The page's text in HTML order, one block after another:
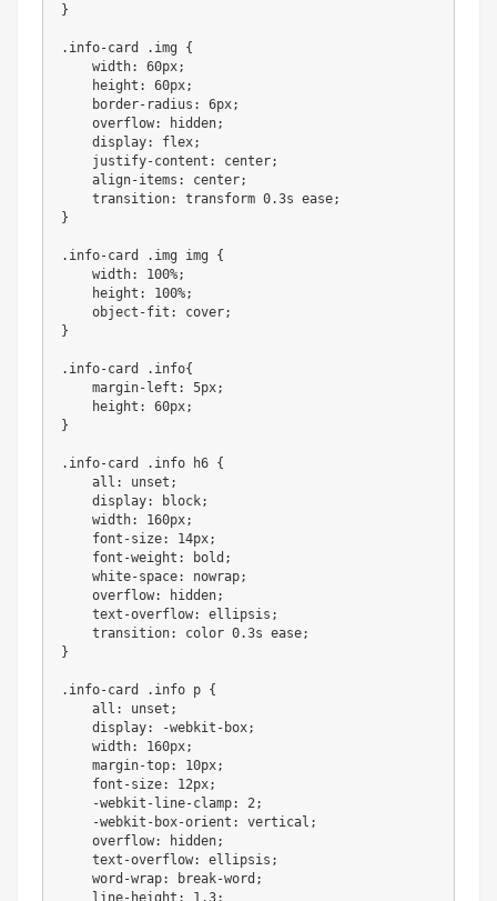
}
. info-card . img {
width: 60px;
height : 60px;
    border
- radius : 6px;
overflow: hidden;
display: flex;
    justify
-content : center;
    align
-items : center;
transition: transform 0.3s ease;
}
. info-card . img img {
width: 100%;
height : 100%;
    object
-fit : cover;
}
. info-card . info{
    margin
-left : 5px;
height : 60px;
}
. info-card . info h6 {
all : unset ;
display: block;
width: 160px;
    font
-size: 14px;
    font
-weight : bold ;
    white
-space: nowrap;
overflow: hidden;
    text
-overflow: ellipsis ;
transition: color 0.3s ease;
}
. info-card . info p {
all : unset ;
display: -webkit - box;
width: 160px;
    margin
-top: 10px;
    font
-size: 12px;
-webkit -line-clamp: 2 ;
-webkit - box-orient : vertical ;
overflow: hidden;
    text
-overflow: ellipsis ;
    word
-wrap: break-word ;
    line
- height : 1.3;